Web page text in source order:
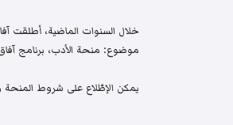
خلال السنوات الماضية، أطلقت
موضوع: منحة الأدب، برنامج آفاق
يمكن الإطّلاع على شروط المنحة